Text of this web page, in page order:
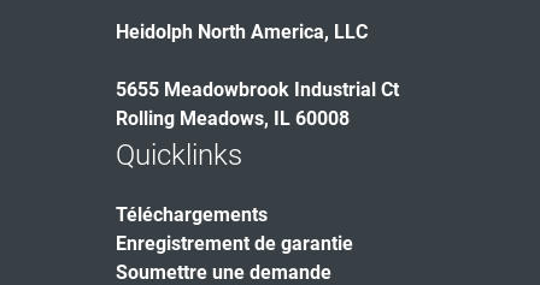
Heidolph North America, LLC
5655 Meadowbrook Industrial Ct
Rolling Meadows, IL 60008
Quicklinks
Téléchargements
Enregistrement de garantie
Soumettre une demande